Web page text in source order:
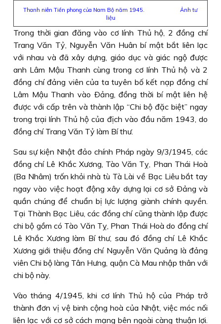
Thanh niên Tiền phong của Nam Bộ năm 1945. Ảnh tư
liệu
Trong thời gian đăng vào cơ lính Thủ hộ, 2 đồng chí
Trang Văn Tỷ, Nguyễn Văn Huân bí mật bắt liên lạc
với nhau và đã xây dựng, giáo dục và giác ngộ được
anh Lâm Mậu Thanh cùng trong cơ lính Thủ hộ và 2
đồng chí đảng viên của ta tuyên bố kết nạp đồng chí
Lâm Mậu Thanh vào Ðảng, đồng thời bí mật liên hệ
được với cấp trên và thành lập “Chi bộ đặc biệt” ngay
trong trại lính Thủ hộ của địch vào đầu năm 1943, do
đồng chí Trang Văn Tỷ làm Bí thư.
Sau sự kiện Nhật đảo chính Pháp ngày 9/3/1945, các
đồng chí Lê Khắc Xương, Tào Văn Tỵ, Phan Thái Hoà
(Ba Nhâm) trốn khỏi nhà tù Tà Lài về Bạc Liêu bắt tay
ngay vào việc hoạt động xây dựng lại cơ sở Ðảng và
quần chúng để chuẩn bị lực lượng giành chính quyền.
Tại Thành Bạc Liêu, các đồng chí cũng thành lập được
chi bộ gồm có Tào Văn Tỵ, Phan Thái Hoà do đồng chí
Lê Khắc Xương làm Bí thư, sau đó đồng chí Lê Khắc
Xương giới thiệu đồng chí Nguyễn Văn Quảng là đảng
viên Chi bộ làng Tân Hưng, quận Cà Mau nhập thân với
chi bộ này.
Vào tháng 4/1945, khi cơ lính Thủ hộ của Pháp trở
thành đơn vị vệ binh cộng hoà của Nhật, việc móc nối
liên lạc với cơ sở cách mạng bên ngoài càng thuận lợi.